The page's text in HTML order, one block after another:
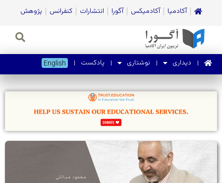
آکادمیا آکادمیکس آگورا انتشارات کنفرانس پژوهش
دیداری نوشتاری پادکست English